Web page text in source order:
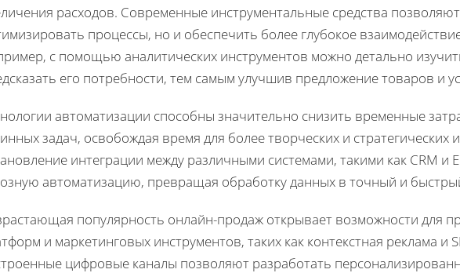
расходов. Современные инструментальные средства
процессы, но и обеспечить более глубокое
с помощью аналитических инструментов можно детально
его потребности, тем самым улучшив предложение товаров и
автоматизации способны значительно снизить временные
задач, освобождая время для более творческих и стратегических
интеграции между различными системами, такими как CRM и
автоматизацию, превращая обработку данных в точный и
популярность онлайн-продаж открывает возможности для
и маркетинговых инструментов, таких как контекстная реклама и
цифровые каналы позволяют разработать